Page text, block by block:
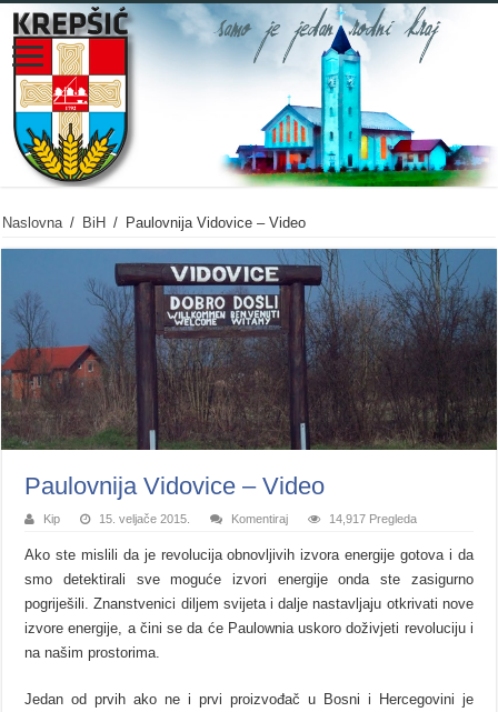
Naslovna / BiH / Paulovnija Vidovice – Video
Paulovnija Vidovice – Video
Kip 15. veljače 2015. Komentiraj 14,917 Pregleda
Ako ste mislili da je revolucija obnovljivih izvora energije gotova i da
smo detektirali sve moguće izvori energije onda ste zasigurno
pogriješili. Znanstvenici diljem svijeta i dalje nastavljaju otkrivati nove
izvore energije, a čini se da će Paulownia uskoro doživjeti revoluciju i
na našim prostorima.
Jedan od prvih ako ne i prvi proizvođač u Bosni i Hercegovini je